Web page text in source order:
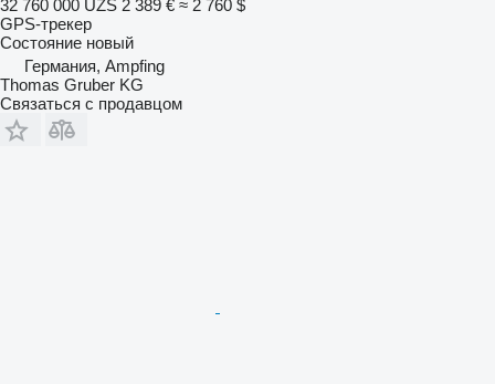
32 760 000 UZS 2 389 € ≈ 2 760 $
GPS-трекер
Состояние новый
Германия, Ampfing
Thomas Gruber KG
Связаться с продавцом